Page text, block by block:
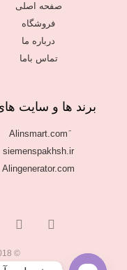
صفحه اصلی
فروشگاه
درباره ما
تماس باما
برند ها و سایت
siemenspakhsh.ir
Alingenerator.com
© 2018 All rights reserved